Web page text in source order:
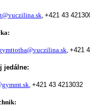
+421 43
+421
jedálne:
+421 43 4213032